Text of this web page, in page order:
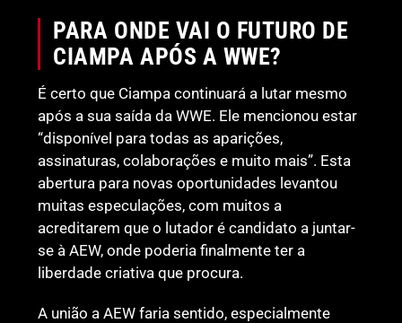
PARA ONDE VAI O FUTURO DE
CIAMPA APÓS A WWE?
É certo que Ciampa continuará a lutar mesmo
após a sua saída da WWE. Ele mencionou estar
“disponível para todas as aparições,
assinaturas, colaborações e muito mais”. Esta
abertura para novas oportunidades levantou
muitas especulações, com muitos a
acreditarem que o lutador é candidato a juntar-
se à AEW, onde poderia finalmente ter a
liberdade criativa que procura.
A união a AEW faria sentido, especialmente